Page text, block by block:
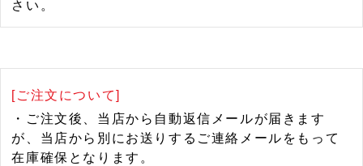
さい。
[ご注文について]
・ご注文後、当店から自動返信メールが届きます
が、当店から別にお送りするご連絡メールをもって
在庫確保となります。